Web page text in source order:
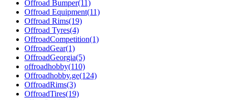
Offroad Bumper(11)
Offroad Equipment(11)
Offroad Rims(19)
Offroad Tyres(4)
OffroadCompetition(1)
OffroadGear(1)
OffroadGeorgia(5)
offroadhobby(110)
Offroadhobby.ge(124)
OffroadRims(3)
OffroadTires(19)